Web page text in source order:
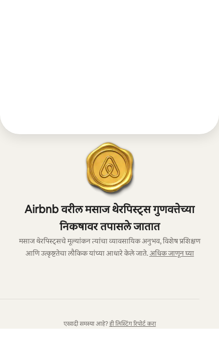
Airbnb वरील मसाज थेरपिस्ट्स गुणवत्तेच्या
निकषावर तपासले जातात
मसाज थेरपिस्ट्सचे मूल्यांकन त्यांचा व्यावसायिक अनुभव, विशेष प्रशिक्षण
आणि उत्कृष्टतेचा लौकिक यांच्या आधारे केले जाते.अधिक जाणून घ्या
एखादी समस्या आहे? ही लिस्टिंग रिपोर्ट करा